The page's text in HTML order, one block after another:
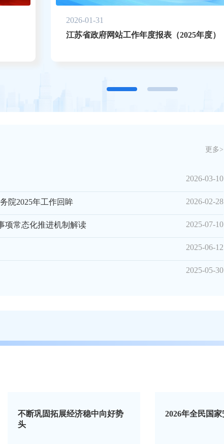
2026-01-31
江苏省政府网站工作年度报表（2025年度）
更多>
2026-03-10
院2025年工作回眸 2026-02-28
项常态化推进机制解读 2025-07-10
2025-06-12
2025-05-30
中向好势
2026年全民国家安全教育日